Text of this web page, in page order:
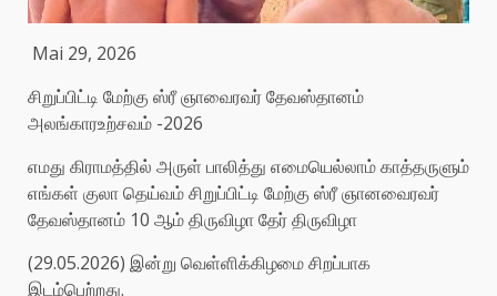
Mai 29, 2026
சிறுப்பிட்டி மேற்கு ஸ்ரீ ஞாவைரவர் தேவஸ்தானம்
அலங்காரஉற்சவம் -2026
எமது கிராமத்தில் அருள் பாலித்து எமையெல்லாம் காத்தருளும்
எங்கள் குலா தெய்வம் சிறுப்பிட்டி மேற்கு ஸ்ரீ ஞானவைரவர்
தேவஸ்தானம் 10 ஆம் திருவிழா தேர் திருவிழா
(29.05.2026) இன்று வெள்ளிக்கிழமை சிறப்பாக
இடம்பெற்றது.